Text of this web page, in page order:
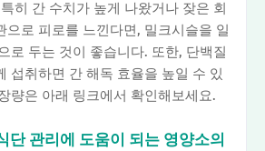
히 간 수치가 높게 나왔거나 잦은 회
으로 피로를 느낀다면, 밀크시슬을 일
로 두는 것이 좋습니다. 또한, 단백질
섭취하면 간 해독 효율을 높일 수 있
량은 아래 링크에서 확인해보세요.
단 관리에 도움이 되는 영양소의